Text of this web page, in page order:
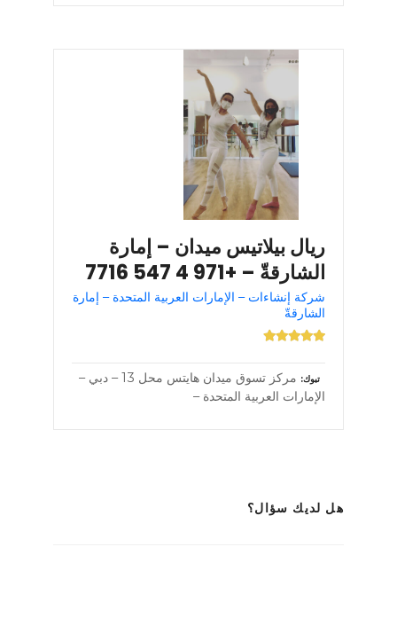
ريال بيلاتيس ميدان – إمارة
الشارقةّ – +971 4 547 7716
شركة إنشاءات – الإمارات العربية المتحدة – إمارة
الشارقةّ
تبوك
مركز تسوق ميدان هايتس محل 13 – دبي –
الإمارات العربية المتحدة –
هل لديك سؤال؟